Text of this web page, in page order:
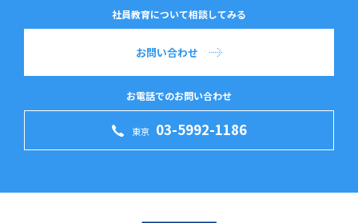
社員教育について相談してみる
お問い合わせ
お電話でのお問い合わせ
東京 03-5992-1186